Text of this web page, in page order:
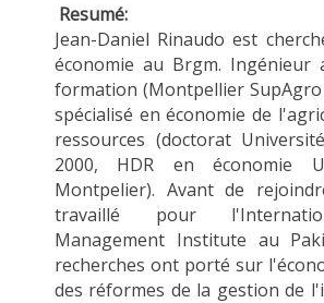
Resumé:
Jean-Daniel Rinaudo est
économie au Brgm. Ingénieur
formation (Montpellier
spécialisé en économie de
ressources (doctorat
2000, HDR en économie
Montpelier). Avant de
travaillé pour
Management Institute au
recherches ont porté sur
des réformes de la gestion de